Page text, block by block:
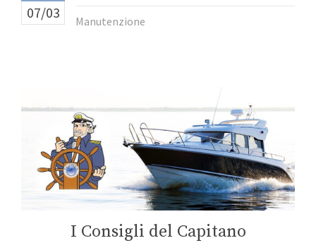
07/03 Manutenzione
I Consigli del Capitano